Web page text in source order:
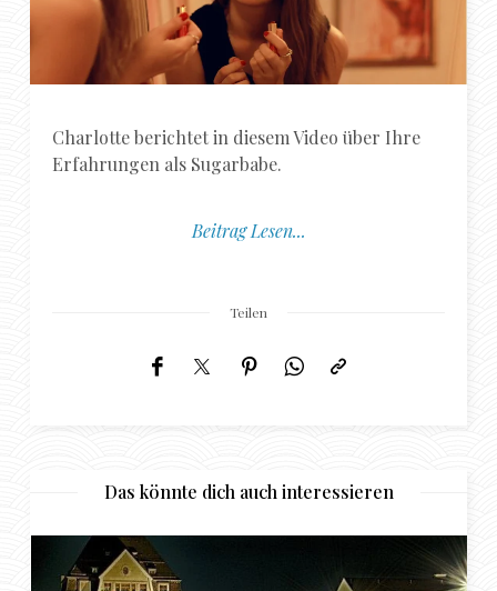
Charlotte berichtet in diesem Video über Ihre
Erfahrungen als Sugarbabe.
Beitrag Lesen...
Teilen
Das könnte dich auch interessieren